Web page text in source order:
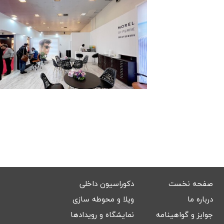
صفحه نخست
درباره ما
جوایز و گواهینامه
دکوراسیون داخلی
ویلا و محوطه سازی
نمایشگاه و رویدادها